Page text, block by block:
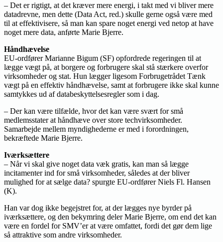
– Det er rigtigt, at det kræver mere energi, i takt med vi bliver mere
datadrevne, men dette (Data Act, red.) skulle gerne også være med
til at effektivisere, så man kan spare noget energi ved netop at have
noget mere data, anførte Marie Bjerre.
Håndhævelse
EU-ordfører Marianne Bigum (SF) opfordrede regeringen til at
lægge vægt på, at borgere og forbrugere skal stå stærkere overfor
virksomheder og stat. Hun lægger ligesom Forbrugetrådet Tænk
vægt på en effektiv håndhævelse, samt at forbrugere ikke skal kunne
samtykkes ud af databeskyttelsesregler som i dag.
– Der kan være tilfælde, hvor det kan være svært for små
medlemsstater at håndhæve over store techvirksomheder.
Samarbejde mellem myndighederne er med i forordningen,
bekræftede Marie Bjerre.
Iværksættere
– Når vi skal give noget data væk gratis, kan man så lægge
incitamenter ind for små virksomheder, således at der bliver
mulighed for at sælge data? spurgte EU-ordfører Niels Fl. Hansen
(K).
Han var dog ikke begejstret for, at der lægges nye byrder på
iværksættere, og den bekymring deler Marie Bjerre, om end det kan
være en fordel for SMV’er at være omfattet, fordi det gør dem lige
så attraktive som andre virksomheder.